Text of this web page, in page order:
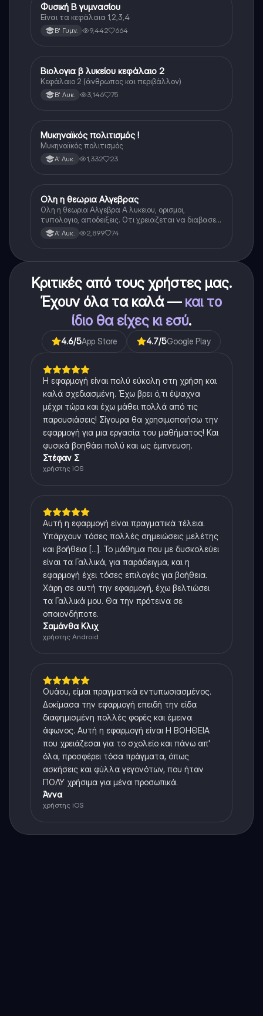
Φυσική
Φυσική Β γυμνασίου
Είναι τα κεφάλαια 1,2,3,4
Β' Γυμν. 9,442 664
Βιολογία
Βιολογια β λυκείου κεφάλαιο 2
Κεφάλαιο 2 (άνθρωπος και περιβάλλον)
Β' Λυκ. 3,146 75
Ιστορία
Μυκηναϊκός πολιτισμός !
Μυκηναϊκός πολιτισμός
Α' Λυκ. 1,332 23
Μαθηματικά
Ολη η θεωρια Αλγεβρας
Ολη η θεωρια Αλγεβρα Α λυκειου, ορισμοι,
τυπολογιο, αποδειξεις. Οτι χρειαζεται να διαβασεις
για το θεωρητικο κομματι της αλγεβρας.
Α' Λυκ. 2,899 74
Κριτικές από τους χρήστες μας.
Έχουν όλα τα καλά — και το
ίδιο θα είχες κι εσύ.
4.6/5App Store 4.7/5Google Play
Η εφαρμογή είναι πολύ εύκολη στη χρήση και
καλά σχεδιασμένη. Έχω βρει ό,τι έψαχνα
μέχρι τώρα και έχω μάθει πολλά από τις
παρουσιάσεις! Σίγουρα θα χρησιμοποιήσω την
εφαρμογή για μια εργασία του μαθήματος! Και
φυσικά βοηθάει πολύ και ως έμπνευση.
Στέφαν Σ
χρήστης iOS
Αυτή η εφαρμογή είναι πραγματικά τέλεια.
Υπάρχουν τόσες πολλές σημειώσεις μελέτης
και βοήθεια [...]. Το μάθημα που με δυσκολεύει
είναι τα Γαλλικά, για παράδειγμα, και η
εφαρμογή έχει τόσες επιλογές για βοήθεια.
Χάρη σε αυτή την εφαρμογή, έχω βελτιώσει
τα Γαλλικά μου. Θα την πρότεινα σε
οποιονδήποτε.
Σαμάνθα Κλιχ
χρήστης Android
Ουάου, είμαι πραγματικά εντυπωσιασμένος.
Δοκίμασα την εφαρμογή επειδή την είδα
διαφημισμένη πολλές φορές και έμεινα
άφωνος. Αυτή η εφαρμογή είναι Η ΒΟΗΘΕΙΑ
που χρειάζεσαι για το σχολείο και πάνω απ'
όλα, προσφέρει τόσα πράγματα, όπως
ασκήσεις και φύλλα γεγονότων, που ήταν
ΠΟΛΥ χρήσιμα για μένα προσωπικά.
Άννα
χρήστης iOS